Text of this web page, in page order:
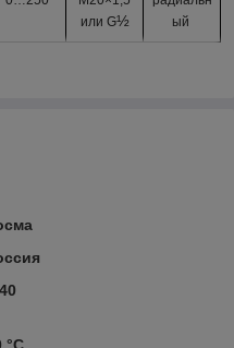
или G½
ый
°С